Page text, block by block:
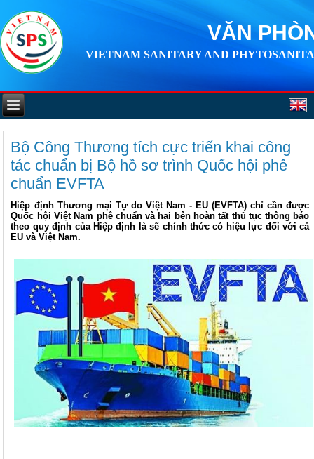
VĂN
VIETNAM SANITARY AND
Bộ Công Thương tích cực triển khai công
tác chuẩn bị Bộ hồ sơ trình Quốc hội phê
chuẩn EVFTA
Hiệp định Thương mại Tự do Việt Nam - EU (EVFTA) chỉ cần được
Quốc hội Việt Nam phê chuẩn và hai bên hoàn tất thủ tục thông báo
theo quy định của Hiệp định là sẽ chính thức có hiệu lực đối với cả
EU và Việt Nam.